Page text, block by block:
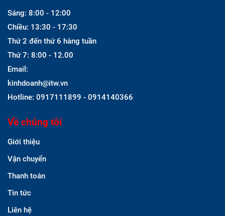
Sáng: 8:00 - 12:00
Chiều: 13:30 - 17:30
Thứ 2 đến thứ 6 hàng tuần
Thứ 7: 8:00 - 12.00
Email:
kinhdoanh@itw.vn
Hotline: 0917111899 - 0914140366
Về chúng tôi
Giới thiệu
Vận chuyển
Thanh toán
Tin tức
Liên hệ